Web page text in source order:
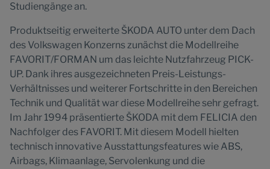
Studiengänge an.
Produktseitig erweiterte ŠKODA AUTO unter dem Dach
des Volkswagen Konzerns zunächst die Modellreihe
FAVORIT/FORMAN um das leichte Nutzfahrzeug PICK-
UP. Dank ihres ausgezeichneten Preis-Leistungs-
Verhältnisses und weiterer Fortschritte in den Bereichen
Technik und Qualität war diese Modellreihe sehr gefragt.
Im Jahr 1994 präsentierte ŠKODA mit dem FELICIA den
Nachfolger des FAVORIT. Mit diesem Modell hielten
technisch innovative Ausstattungsfeatures wie ABS,
Airbags, Klimaanlage, Servolenkung und die